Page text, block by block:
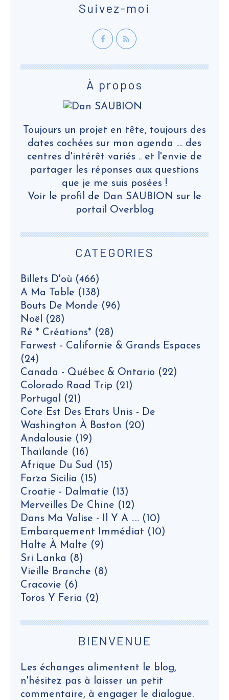
CATEGORIES
Billets D'où (466)
A Ma Table (138)
Bouts De Monde (96)
Noël (28)
Ré * Créations* (28)
Farwest - Californie & Grands Espaces
(24)
Canada - Québec & Ontario (22)
Colorado Road Trip (21)
Portugal (21)
Cote Est Des Etats Unis - De
Washington À Boston (20)
Andalousie (19)
Thaïlande (16)
Afrique Du Sud (15)
Forza Sicilia (15)
Croatie - Dalmatie (13)
Merveilles De Chine (12)
Dans Ma Valise - Il Y A ..... (10)
Embarquement Immédiat (10)
Halte À Malte (9)
Sri Lanka (8)
Vieille Branche (8)
Cracovie (6)
Toros Y Feria (2)
Suivez-moi
À propos
Toujours un projet en tête, toujours des
dates cochées sur mon agenda .... des
centres d'intérêt variés .. et l'envie de
partager les réponses aux questions
que je me suis posées !
Voir le profil de Dan SAUBION sur le
portail Overblog
BIENVENUE
Les échanges alimentent le blog,
n'hésitez pas à laisser un petit
commentaire, à engager le dialogue.